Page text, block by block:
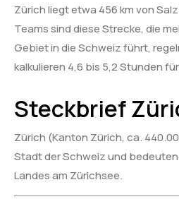
Zürich liegt etwa 456 km von
Teams sind diese Strecke, die
Gebiet in die Schweiz führt,
kalkulieren 4,6 bis 5,2 Stunden
Steckbrief
Zürich (Kanton Zürich, ca.
Stadt der Schweiz und
Landes am Zürichsee.